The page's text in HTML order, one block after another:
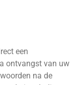
een
ontvangst van uw
na de